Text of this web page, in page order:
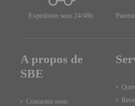
Expédition sous 24/48h
A propos de
SBE
Contactez-nous